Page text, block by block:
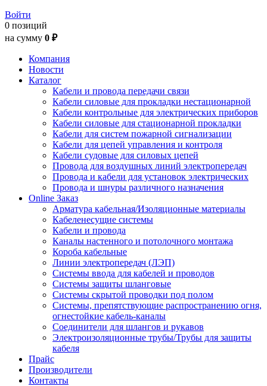
Войти
0 позиций
на сумму 0 ₽
Компания
Новости
Каталог
Кабели и провода передачи связи
Кабели силовые для прокладки нестационарной
Кабели контрольные для электрических приборов
Кабели силовые для стационарной прокладки
Кабели для систем пожарной сигнализации
Кабели для цепей управления и контроля
Кабели судовые для силовых цепей
Провода для воздушных линий электропередач
Провода и кабели для установок электрических
Провода и шнуры различного назначения
Online Заказ
Арматура кабельная/Изоляционные материалы
Кабеленесущие системы
Кабели и провода
Каналы настенного и потолочного монтажа
Короба кабельные
Линии электропередач (ЛЭП)
Системы ввода для кабелей и проводов
Системы защиты шланговые
Системы скрытой проводки под полом
Системы, препятствующие распространению огня,
огнестойкие кабель-каналы
Соединители для шлангов и рукавов
Электроизоляционные трубы/Трубы для защиты
кабеля
Прайс
Производители
Контакты